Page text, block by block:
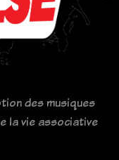
des musiques
la vie associative